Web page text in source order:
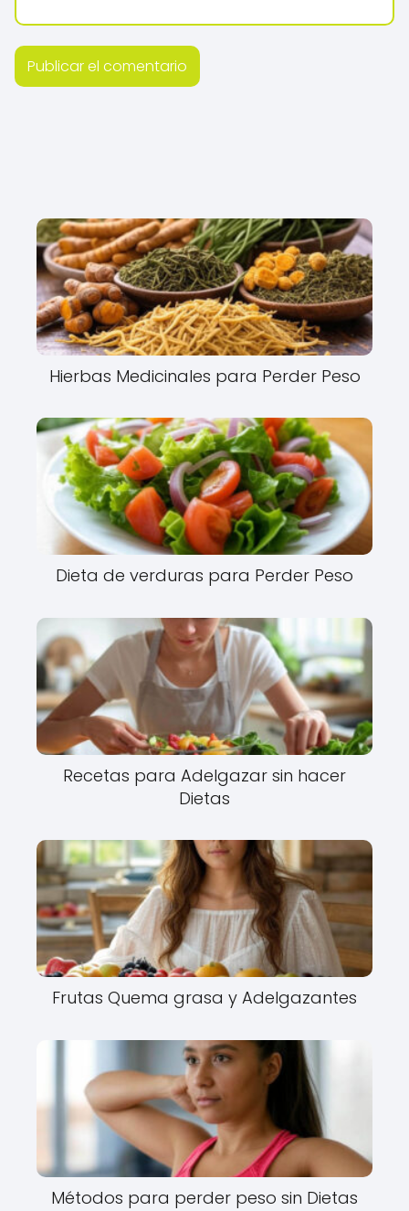
Hierbas Medicinales para Perder Peso
Dieta de verduras para Perder Peso
Recetas para Adelgazar sin hacer
Dietas
Frutas Quema grasa y Adelgazantes
Métodos para perder peso sin Dietas